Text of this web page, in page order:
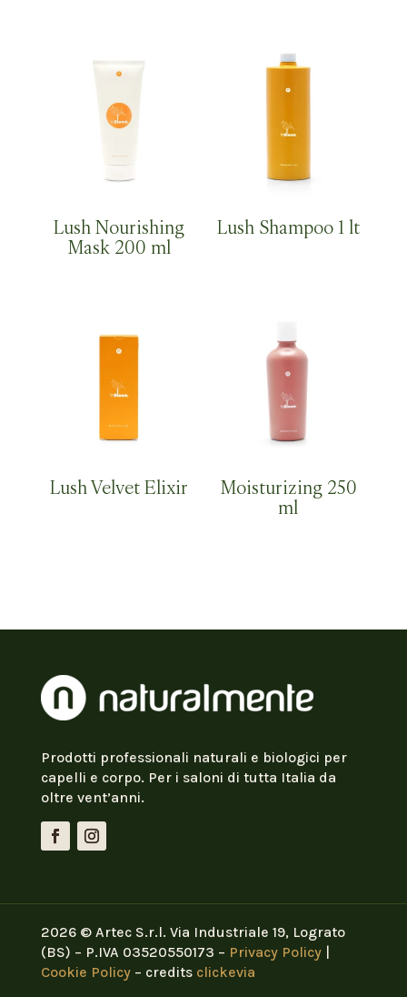
Lush Nourishing
Mask 200 ml
Lush Shampoo 1 lt
Lush Velvet Elixir
Moisturizing 250
ml
Prodotti professionali naturali e biologici per
capelli e corpo. Per i saloni di tutta Italia da
oltre vent’anni.
2026 © Artec S.r.l. Via Industriale 19, Lograto
(BS) – P.IVA 03520550173 – Privacy Policy|
Cookie Policy– credits clickevia